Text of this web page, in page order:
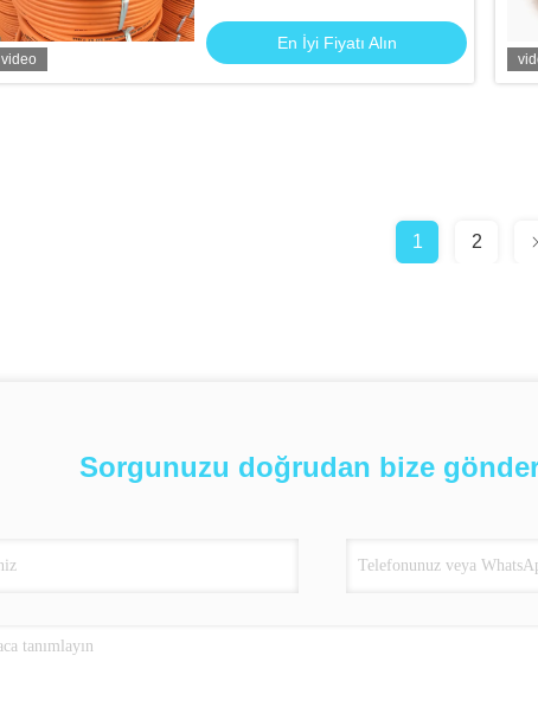
video
En İyi Fiyatı Alın
1 2
Sorgunuzu doğrudan bize